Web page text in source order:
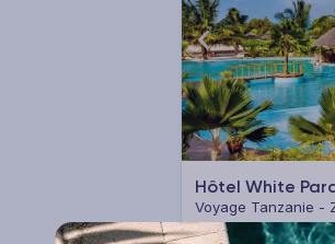
Hôtel White
Voyage Tanzanie -